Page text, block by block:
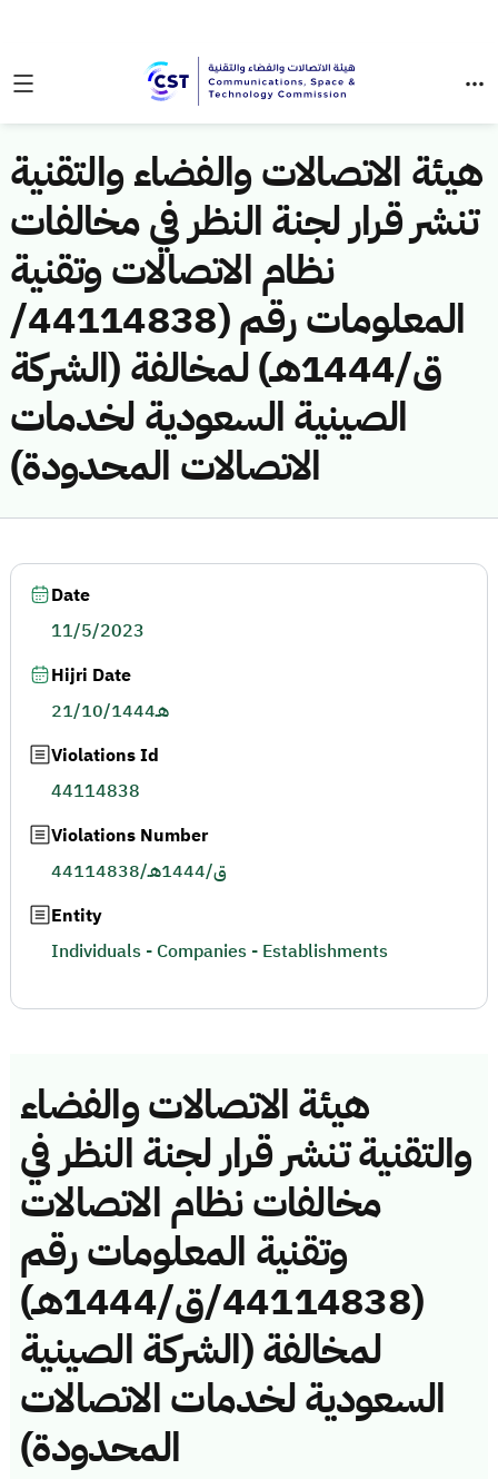
هيئة الاتصالات والفضاء والتقنية
تنشر قرار لجنة النظر في مخالفات
نظام الاتصالات وتقنية
المعلومات رقم (44114838/
ق/1444هـ) لمخالفة (الشركة
الصينية السعودية لخدمات
الاتصالات المحدودة)
هيئة الاتصالات والفضاء
والتقنية تنشر قرار لجنة النظر في
مخالفات نظام الاتصالات
وتقنية المعلومات رقم
(44114838/ق/1444هـ)
لمخالفة (الشركة الصينية
السعودية لخدمات الاتصالات
المحدودة)
Date
11/5/2023
Hijri Date
21/10/1444هـ
Violations Id
44114838
Violations Number
44114838/ق/1444هـ
Entity
Individuals - Companies - Establishments